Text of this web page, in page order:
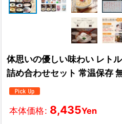
体思いの優しい味わい レト
詰め合わせセット 常温保存
本体価格: 8,435Yen